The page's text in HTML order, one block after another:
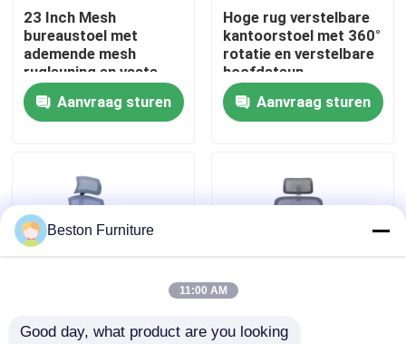
Kwaliteitscontrole
Neem contact met ons op
Gevallen
Bureau Werkstation Bureaus
23 Inch Mesh
bureaustoel met
ademende mesh
rugleuning en vaste
armleuningen
Draaibare bureaustoel
Aanvraag sturen
Hoge rug verstelbare
kantoorstoel met 360°
rotatie en verstelbare
hoofdsteun
Aanvraag sturen
Grijsblauwe Grijze Witte Mesh
Beston Furniture
11:00 AM
Good day, what product are you looking